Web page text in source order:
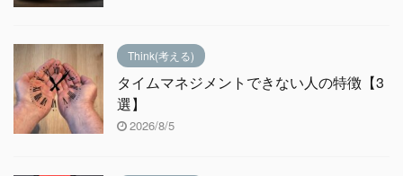
Think(考える)
タイムマネジメントできない人の特徴【3
選】
2026/8/5